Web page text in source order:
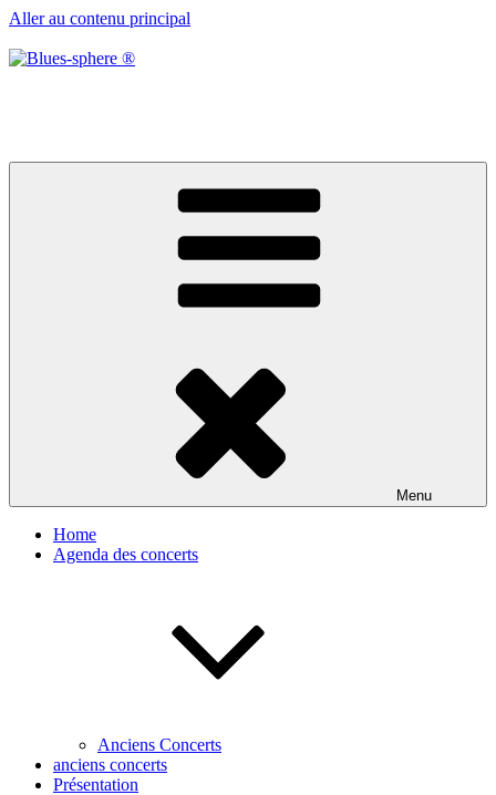
Aller au contenu principal
Menu
Home
Agenda des concerts
Anciens Concerts
anciens concerts
Présentation